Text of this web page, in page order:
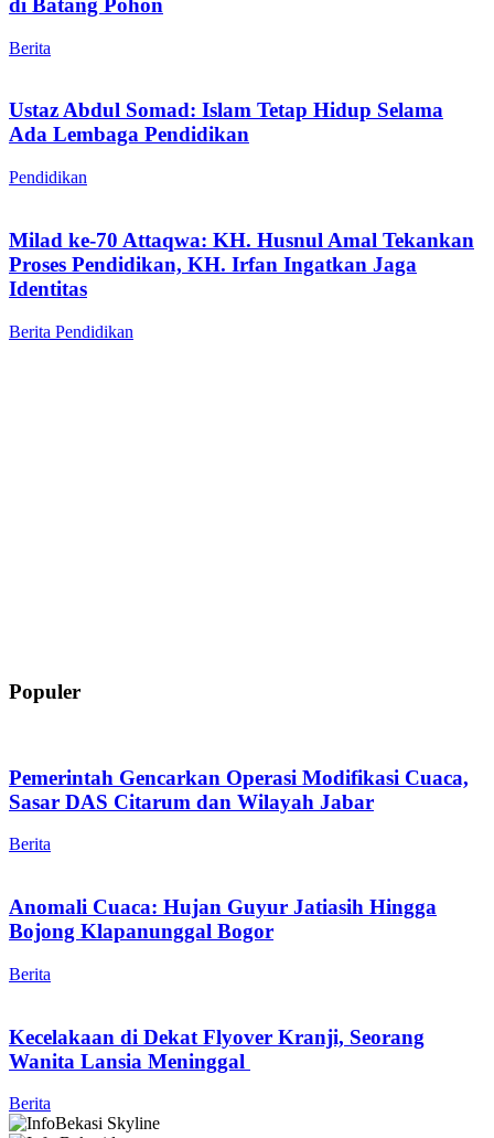
di Batang Pohon
Berita
Ustaz Abdul Somad: Islam Tetap Hidup Selama
Ada Lembaga Pendidikan
Pendidikan
Milad ke-70 Attaqwa: KH. Husnul Amal Tekankan
Proses Pendidikan, KH. Irfan Ingatkan Jaga
Identitas
Berita Pendidikan
Populer
Pemerintah Gencarkan Operasi Modifikasi Cuaca,
Sasar DAS Citarum dan Wilayah Jabar
Berita
Anomali Cuaca: Hujan Guyur Jatiasih Hingga
Bojong Klapanunggal Bogor
Berita
Kecelakaan di Dekat Flyover Kranji, Seorang
Wanita Lansia Meninggal
Berita